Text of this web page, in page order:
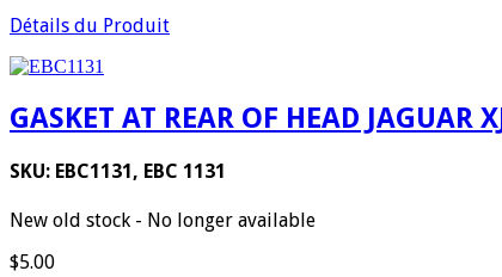
Détails du Produit
GASKET AT REAR OF HEAD JAGUAR
SKU: EBC1131, EBC 1131
New old stock - No longer available
$5.00